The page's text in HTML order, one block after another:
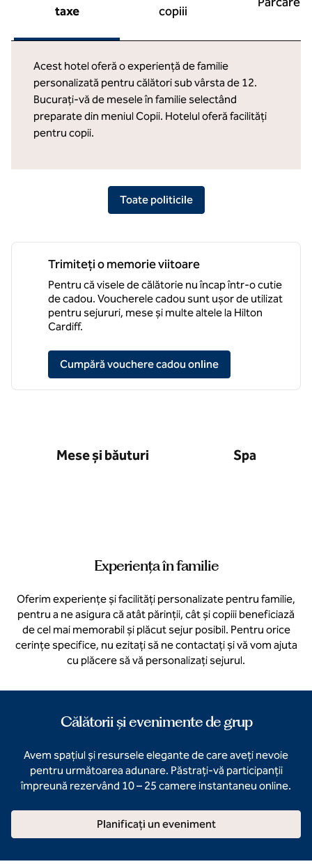
taxe copiii
Acest hotel oferă o experiență de familie
personalizată pentru călători sub vârsta de 12.
Bucurați-vă de mesele în familie selectând
preparate din meniul Copii. Hotelul oferă facilități
pentru copii.
Toate politicile
Trimiteți o memorie viitoare
Pentru că visele de călătorie nu încap într-o cutie
de cadou. Voucherele cadou sunt ușor de utilizat
pentru sejururi, mese și multe altele la Hilton
Cardiff.
Cumpără vouchere cadou online,
Mese și băuturi Spa
Experiența în familie
Oferim experiențe și facilități personalizate pentru familie,
pentru a ne asigura că atât părinții, cât și copiii beneficiază
de cel mai memorabil și plăcut sejur posibil. Pentru orice
cerințe specifice, nu ezitați să ne contactați și vă vom ajuta
cu plăcere să vă personalizați sejurul.
Călătorii și evenimente de grup
Avem spațiul și resursele elegante de care aveți nevoie
pentru următoarea adunare. Păstrați-vă participanții
împreună rezervând 10 – 25 camere instantaneu online.
Planificați un eveniment